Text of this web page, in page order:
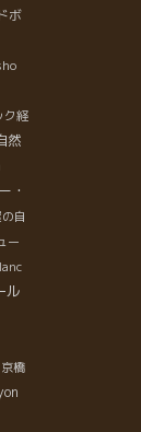
ボ
ク経
然
・
自
ー
ル
京橋